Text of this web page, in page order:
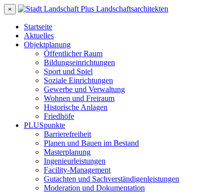
×
Startseite
Aktuelles
Objektplanung
Öffentlicher Raum
Bildungseinrichtungen
Sport und Spiel
Soziale Einrichtungen
Gewerbe und Verwaltung
Wohnen und Freiraum
Historische Anlagen
Friedhöfe
PLUSpunkte
Barrierefreiheit
Planen und Bauen im Bestand
Masterplanung
Ingenieurleistungen
Facility-Management
Gutachten und Sachverständigenleistungen
Moderation und Dokumentation